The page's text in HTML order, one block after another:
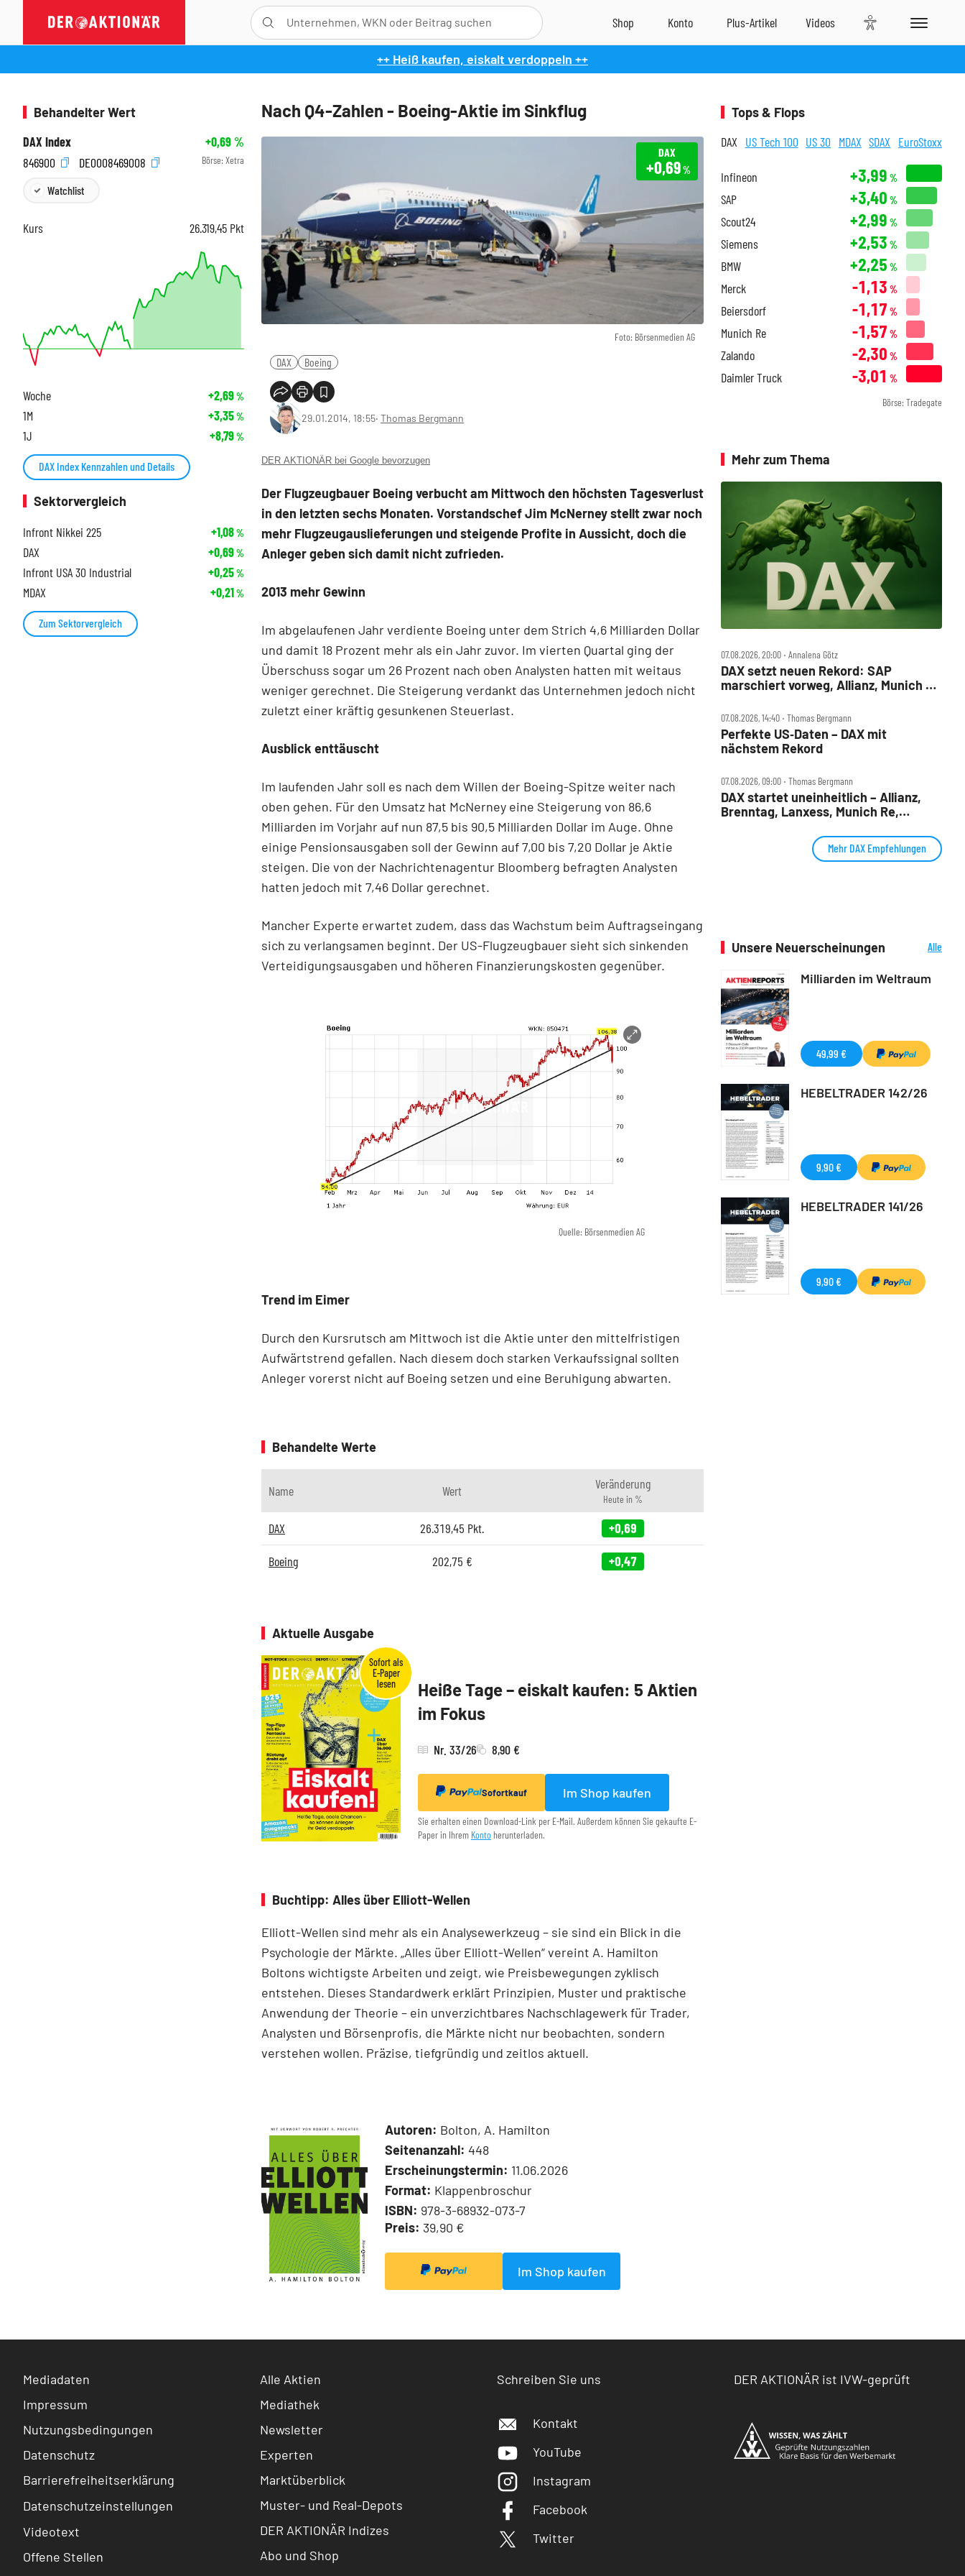
++ Heiß kaufen, eiskalt verdoppeln ++
Nach Q4-Zahlen - Boeing-Aktie im Sinkflug
Foto: Börsenmedien AG
DAX
+0,69%
DAX Boeing
29.01.2014, 18:55‧ Thomas Bergmann
DER AKTIONÄR bei Google bevorzugen
Der Flugzeugbauer Boeing verbucht am Mittwoch den höchsten Tagesverlust
in den letzten sechs Monaten. Vorstandschef Jim McNerney stellt zwar noch
mehr Flugzeugauslieferungen und steigende Profite in Aussicht, doch die
Anleger geben sich damit nicht zufrieden.
2013 mehr Gewinn
Im abgelaufenen Jahr verdiente Boeing unter dem Strich 4,6 Milliarden Dollar
und damit 18 Prozent mehr als ein Jahr zuvor. Im vierten Quartal ging der
Überschuss sogar um 26 Prozent nach oben Analysten hatten mit weitaus
weniger gerechnet. Die Steigerung verdankt das Unternehmen jedoch nicht
zuletzt einer kräftig gesunkenen Steuerlast.
Ausblick enttäuscht
Im laufenden Jahr soll es nach dem Willen der Boeing-Spitze weiter nach
oben gehen. Für den Umsatz hat McNerney eine Steigerung von 86,6
Milliarden im Vorjahr auf nun 87,5 bis 90,5 Milliarden Dollar im Auge. Ohne
einige Pensionsausgaben soll der Gewinn auf 7,00 bis 7,20 Dollar je Aktie
steigen. Die von der Nachrichtenagentur Bloomberg befragten Analysten
hatten jedoch mit 7,46 Dollar gerechnet.
Mancher Experte erwartet zudem, dass das Wachstum beim Auftragseingang
sich zu verlangsamen beginnt. Der US-Flugzeugbauer sieht sich sinkenden
Verteidigungsausgaben und höheren Finanzierungskosten gegenüber.
Quelle: Börsenmedien AG
Trend im Eimer
Durch den Kursrutsch am Mittwoch ist die Aktie unter den mittelfristigen
Aufwärtstrend gefallen. Nach diesem doch starken Verkaufssignal sollten
Anleger vorerst nicht auf Boeing setzen und eine Beruhigung abwarten.
Behandelte Werte
Name Wert Veränderung
Heute in %
DAX 26.319,45 Pkt. +0,69
Boeing 202,75 € +0,47
Aktuelle Ausgabe
Heiße Tage – eiskalt kaufen: 5 Aktien
im Fokus
Nr. 33/26 8,90 €
Sofortkauf Im Shop kaufen
Sie erhalten einen Download-Link per E-Mail. Außerdem können Sie gekaufte E-
Paper in Ihrem Konto herunterladen.
Buchtipp: Alles über Elliott-Wellen
Elliott-Wellen sind mehr als ein Analysewerkzeug – sie sind ein Blick in die
Psychologie der Märkte. „Alles über Elliott-Wellen“ vereint A. Hamilton
Boltons wichtigste Arbeiten und zeigt, wie Preisbewegungen zyklisch
entstehen. Dieses Standardwerk erklärt Prinzipien, Muster und praktische
Anwendung der Theorie – ein unverzichtbares Nachschlagewerk für Trader,
Analysten und Börsenprofis, die Märkte nicht nur beobachten, sondern
verstehen wollen. Präzise, tiefgründig und zeitlos aktuell.
Autoren: Bolton, A. Hamilton
Seitenanzahl: 448
Erscheinungstermin: 11.06.2026
Format: Klappenbroschur
ISBN: 978-3-68932-073-7
Preis: 39,90 €
Im Shop kaufen
Behandelter Wert
DAX Index
+0,69%
846900
DE0008469008 Börse: Xetra
Watchlist
Kurs 26.319,45 Pkt
Woche +2,69%
1M +3,35%
1J +8,79%
DAX Index Kennzahlen und Details
Sektorvergleich
Infront Nikkei 225
+1,08%
DAX +0,69%
Infront USA 30 Industrial +0,25%
MDAX +0,21%
Zum Sektorvergleich
Tops & Flops
DAX US Tech 100 US 30 MDAX SDAX EuroStoxx
Infineon +3,99 %
SAP +3,40 %
Scout24 +2,99 %
Siemens +2,53 %
BMW +2,25 %
Merck -1,13 %
Beiersdorf -1,17 %
Munich Re -1,57 %
Zalando -2,30 %
Daimler Truck -3,01 %
Börse: Tradegate
Mehr zum Thema
07.08.2026, 20:00 ‧ Annalena Götz
DAX setzt neuen Rekord: SAP
marschiert vorweg, Allianz, Munich Re
07.08.2026, 14:40 ‧ Thomas Bergmann
Perfekte US‑Daten – DAX mit
nächstem Rekord
07.08.2026, 09:00 ‧ Thomas Bergmann
DAX startet uneinheitlich – Allianz,
Brenntag, Lanxess, Munich Re,
Mehr DAX Empfehlungen
Unsere Neuerscheinungen
Alle
Milliarden im Weltraum
49,99 €
HEBELTRADER 142/26
9,90 €
HEBELTRADER 141/26
9,90 €
Mediadaten
Impressum
Nutzungsbedingungen
Datenschutz
Barrierefreiheitserklärung
Datenschutzeinstellungen
Videotext
Offene Stellen
Alle Aktien
Mediathek
Newsletter
Experten
Marktüberblick
Muster- und Real-Depots
DER AKTIONÄR Indizes
Abo und Shop
Schreiben Sie uns
Kontakt
YouTube
Instagram
Facebook
Twitter
DER AKTIONÄR ist IVW-geprüft